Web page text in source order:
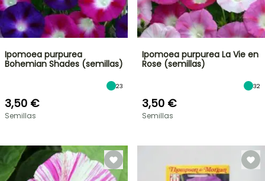
Ipomoea purpurea
Bohemian Shades (semillas)
23
3,50 €
Semillas
Ipomoea purpurea La Vie en
Rose (semillas)
32
3,50 €
Semillas